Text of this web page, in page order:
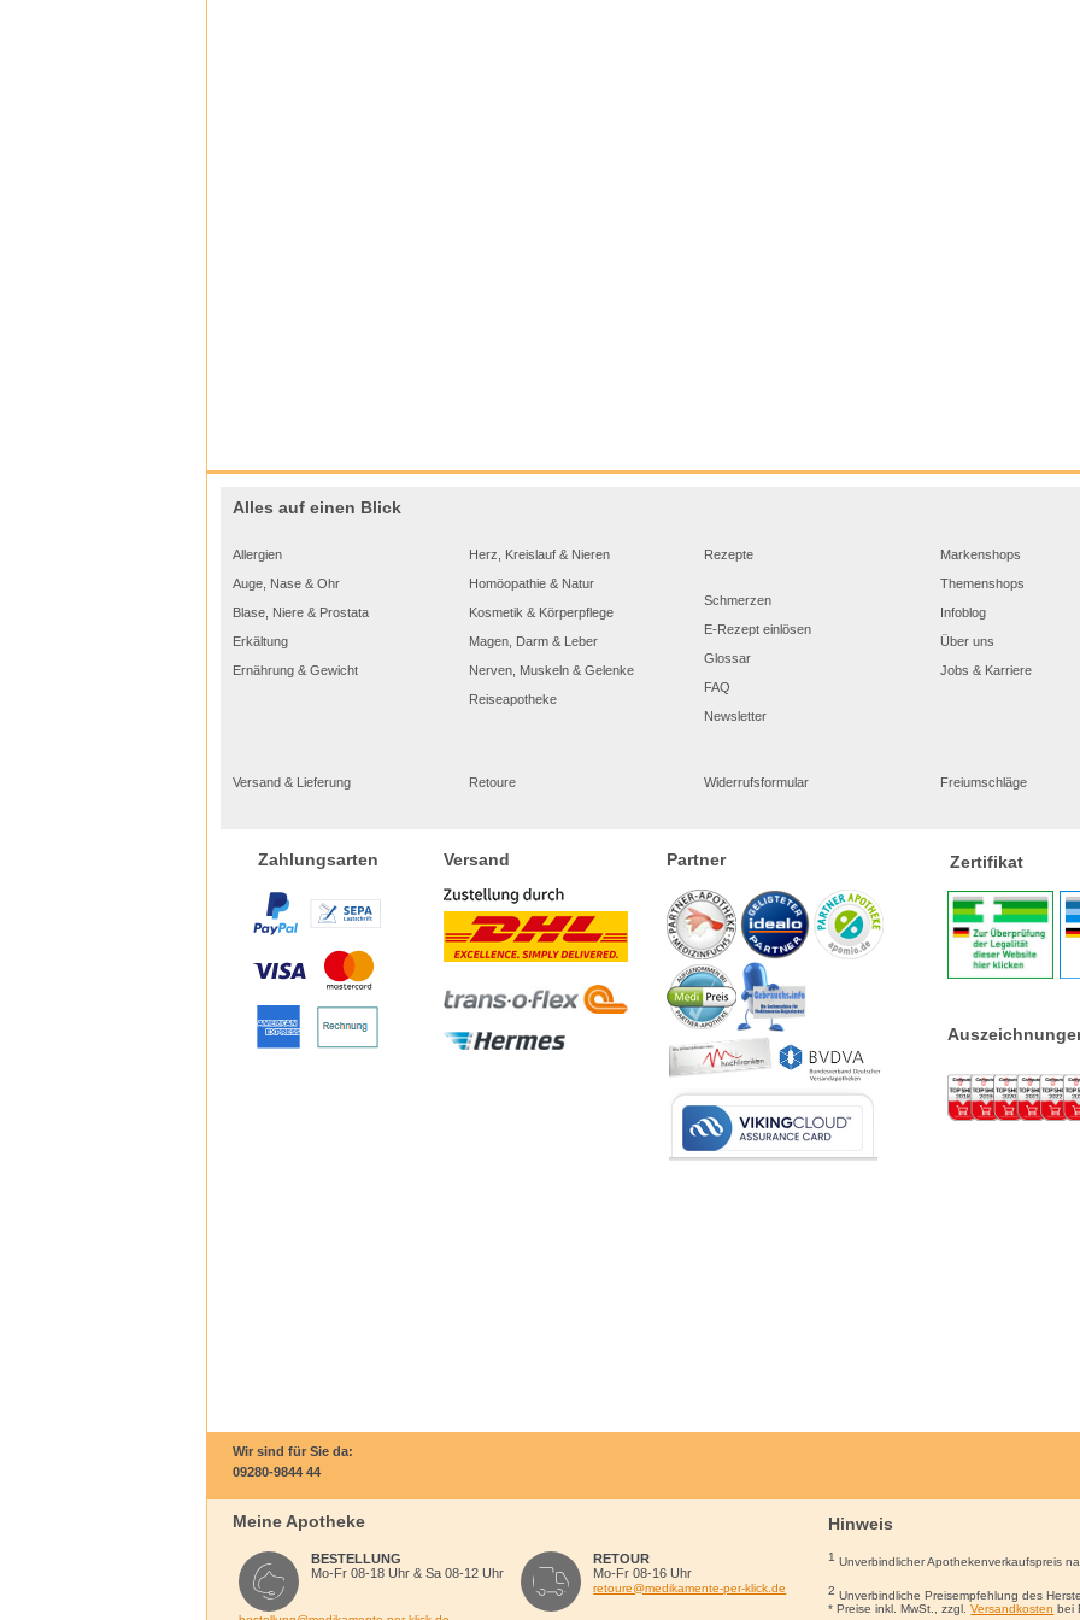
Alles auf einen Blick
Allergien
Auge, Nase & Ohr
Blase, Niere & Prostata
Erkältung
Ernährung & Gewicht
Herz, Kreislauf & Nieren
Homöopathie & Natur
Kosmetik & Körperpflege
Magen, Darm & Leber
Nerven, Muskeln & Gelenke
Reiseapotheke
Rezepte
Schmerzen
E-Rezept einlösen
Glossar
FAQ
Newsletter
Markenshops
Themenshops
Infoblog
Über uns
Jobs & Karriere
Versand & Lieferung Retoure Widerrufsformular Freiumschläge
Zahlungsarten Versand Partner Zertifikat
Wir sind für Sie da:
09280-9844 44
Meine Apotheke
BESTELLUNG
Mo-Fr 08-18 Uhr & Sa 08-12 Uhr
RETOUR
Mo-Fr 08-16 Uhr
retoure@medikamente-per-klick.de
Hinweis
1 Unverbindlicher Apothekenverkaufspreis
2 Unverbindliche Preisempfehlung des
* Preise inkl. MwSt., zzgl.Versandkosten bei